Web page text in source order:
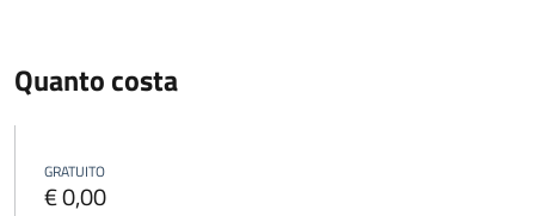
Quanto costa
GRATUITO
€ 0,00